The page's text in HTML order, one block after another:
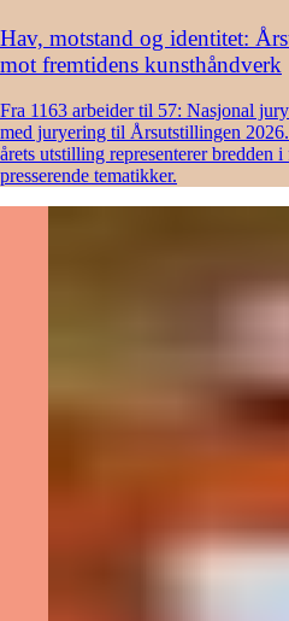
Hav, motstand og identitet:
mot fremtidens kunsthåndverk
Fra 1163 arbeider til 57: Nasjonal
med juryering til Årsutstillingen
årets utstilling representerer bredden
presserende tematikker.